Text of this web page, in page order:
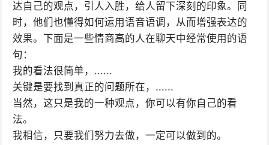
达自己的观点，引人入胜，给人留下深刻的印象。同
时，他们也懂得如何运用语音语调，从而增强表达的
效果。下面是一些情商高的人在聊天中经常使用的语
句：
我的看法很简单，......
关键是要找到真正的问题所在，......
当然，这只是我的一种观点，你可以有你自己的看
法。
我相信，只要我们努力去做，一定可以做到的。